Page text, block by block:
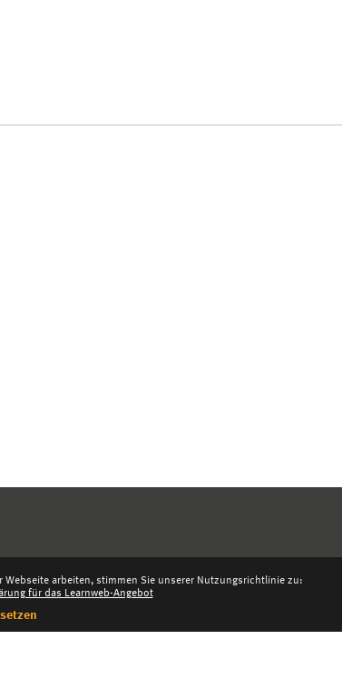
Webseite arbeiten, stimmen Sie unserer Nutzungsrichtlinie zu:
für das Learnweb-Angebot